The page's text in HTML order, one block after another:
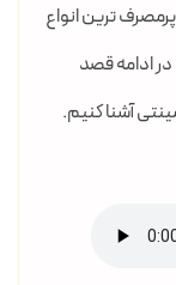
ترین انواع
ادامه قصد
آشنا کنیم.